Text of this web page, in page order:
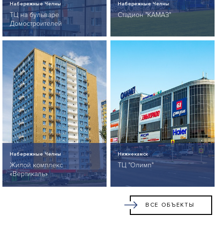
Набережные Челны
ТЦ на бульваре
Домостроителей
Набережные Челны
Стадион "КАМАЗ"
Набережные Челны
Жилой комплекс
«Вертикаль»
Нижнекамск
ТЦ "Олимп"
ВСЕ ОБЪЕКТЫ